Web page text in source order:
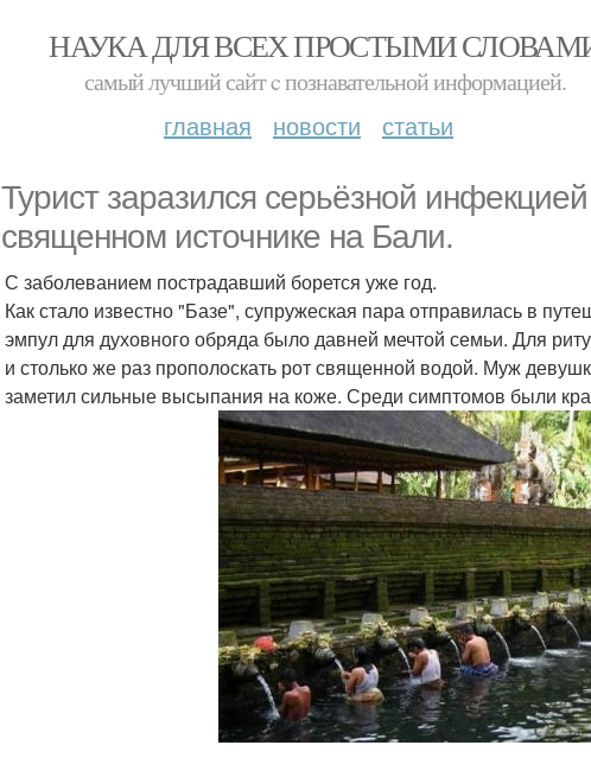
НАУКА ДЛЯ ВСЕХ ПРОСТЫМИ
самый лучший сайт c познавательной информацией.
главная новости статьи
Турист заразился серьёзной
священном источнике на Бали.
С заболеванием пострадавший борется уже год.
Как стало известно "Базе", супружеская пара отправилась в
эмпул для духовного обряда было давней мечтой семьи. Для
и столько же раз прополоскать рот священной водой. Муж
заметил сильные высыпания на коже. Среди симптомов были